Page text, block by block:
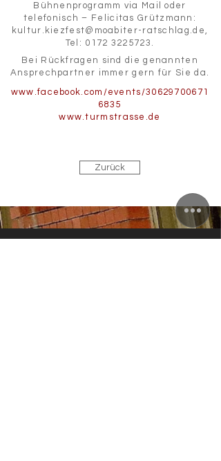
Bühnenprogramm via Mail oder
telefonisch – Felicitas Grützmann:
kultur.kiezfest@moabiter-ratschlag.de,
Tel: 0172 3225723 .
Bei Rückfragen sind die genannten
Ansprechpartner immer gern für Sie da.
www.facebook.com/events/30629700671
6835
www.turmstrasse.de
Zurück